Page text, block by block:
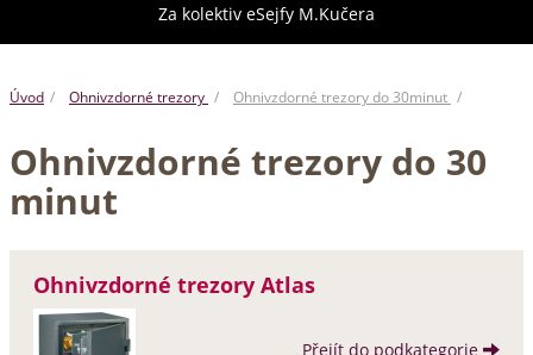
Za kolektiv eSejfy M.Kučera
Úvod Ohnivzdorné trezory Ohnivzdorné trezory do 30minut
Ohnivzdorné trezory do 30
minut
Ohnivzdorné trezory Atlas
Přejít do podkategorie